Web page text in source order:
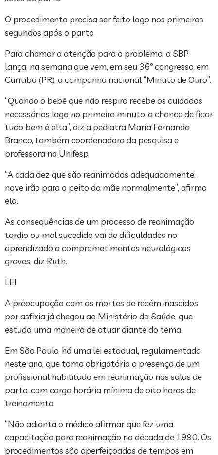
O procedimento precisa ser feito logo nos primeiros
segundos após o parto.
Para chamar a atenção para o problema, a SBP
lança, na semana que vem, em seu 36º congresso, em
Curitiba (PR), a campanha nacional “Minuto de Ouro”.
“Quando o bebê que não respira recebe os cuidados
necessários logo no primeiro minuto, a chance de ficar
tudo bem é alta”, diz a pediatra Maria Fernanda
Branco, também coordenadora da pesquisa e
professora na Unifesp.
“A cada dez que são reanimados adequadamente,
nove irão para o peito da mãe normalmente”, afirma
ela.
As consequências de um processo de reanimação
tardio ou mal sucedido vai de dificuldades no
aprendizado a comprometimentos neurológicos
graves, diz Ruth.
LEI
A preocupação com as mortes de recém-nascidos
por asfixia já chegou ao Ministério da Saúde, que
estuda uma maneira de atuar diante do tema.
Em São Paulo, há uma lei estadual, regulamentada
neste ano, que torna obrigatória a presença de um
profissional habilitado em reanimação nas salas de
parto, com carga horária mínima de oito horas de
treinamento.
“Não adianta o médico afirmar que fez uma
capacitação para reanimação na década de 1990. Os
procedimentos são aperfeiçoados de tempos em